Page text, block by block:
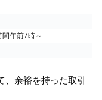
午前7時～
、余裕を持った取引